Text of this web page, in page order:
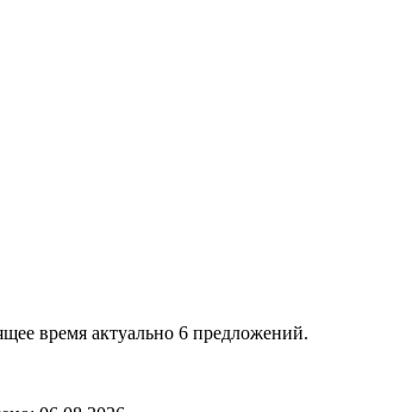
время актуально 6 предложений.